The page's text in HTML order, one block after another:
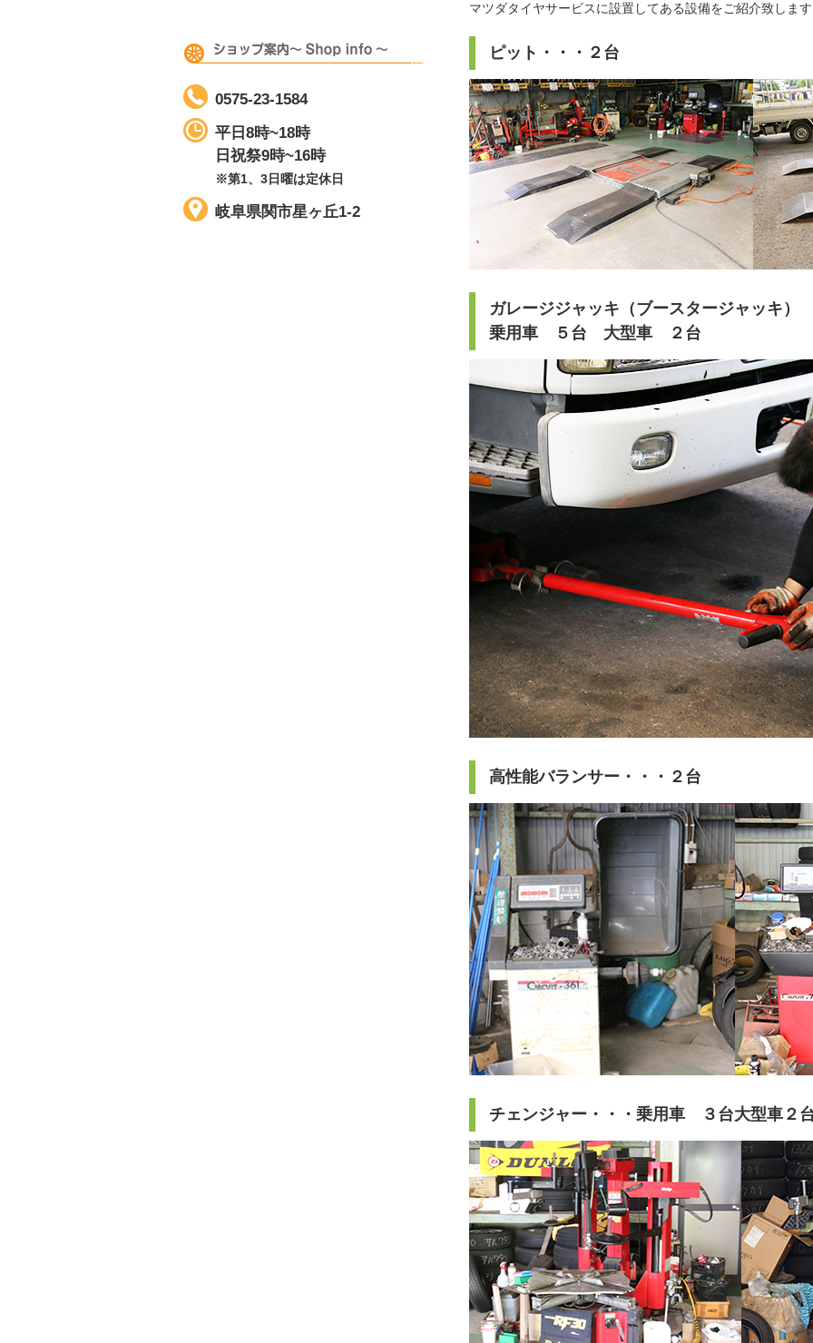
マツダタイヤサービスに設置してある設備をご紹介致しま
ピット・・・２台
ガレージジャッキ（ブースタージャッキ）
乗用車 ５台 大型車 ２台
高性能バランサー・・・２台
チェンジャー・・・乗用車 ３台大型車２
0575-23-1584
平日8時~18時
日祝祭9時~16時
※第1、3日曜は定休日
岐阜県関市星ヶ丘1-2